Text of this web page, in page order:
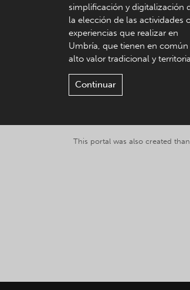
simplificación y digitalización
la elección de las actividades
experiencias que realizar en
Umbría, que tienen en común
alto valor tradicional y
Continuar
This portal was also created